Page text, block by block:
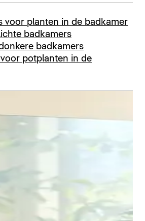
voor planten in de badkamer
badkamers
badkamers
potplanten in de